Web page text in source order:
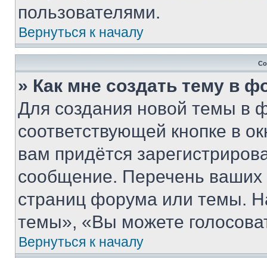
пользователями.
Вернуться к началу
» Как мне создать тему в
Для создания новой темы в
соответствующей кнопке в
вам придётся
сообщение. Перечень ваших
страниц форума или темы.
темы», «Вы можете
Вернуться к началу